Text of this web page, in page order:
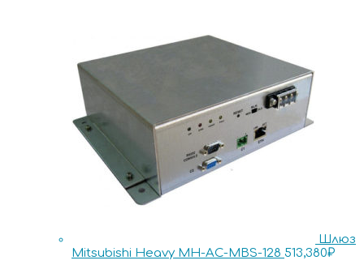
Шлюз
Mitsubishi Heavy MH-AC-MBS-128 513,380₽